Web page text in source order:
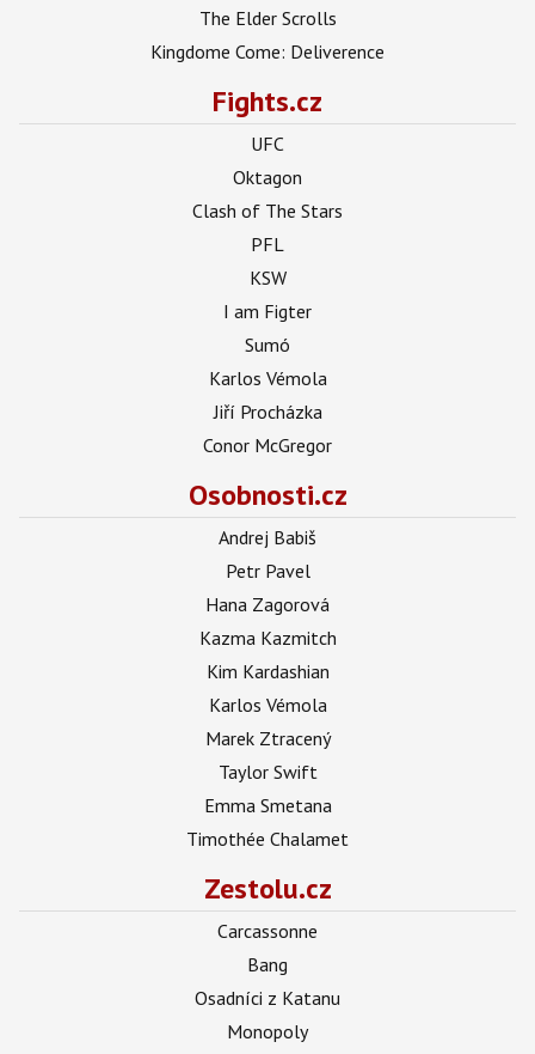
The Elder Scrolls
Kingdome Come: Deliverence
Fights.cz
UFC
Oktagon
Clash of The Stars
PFL
KSW
I am Figter
Sumó
Karlos Vémola
Jiří Procházka
Conor McGregor
Osobnosti.cz
Andrej Babiš
Petr Pavel
Hana Zagorová
Kazma Kazmitch
Kim Kardashian
Karlos Vémola
Marek Ztracený
Taylor Swift
Emma Smetana
Timothée Chalamet
Zestolu.cz
Carcassonne
Bang
Osadníci z Katanu
Monopoly